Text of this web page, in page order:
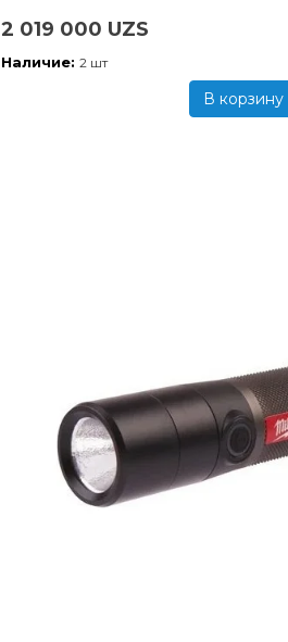
2 019 000 UZS
Наличие: 2 шт
В корзину